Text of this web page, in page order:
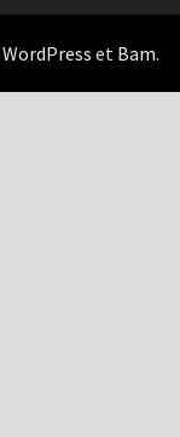
WordPress et Bam.